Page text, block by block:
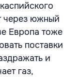
через южный
Европа тоже
поставки
и
газ,